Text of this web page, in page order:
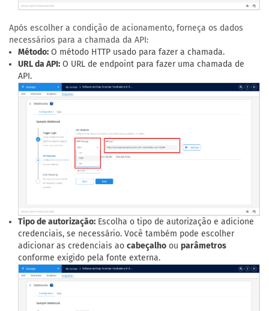
Após escolher a condição de acionamento, forneça os dados
necessários para a chamada da API:
Método: O método HTTP usado para fazer a chamada.
URL da API: O URL de endpoint para fazer uma chamada de
API.
Tipo de autorização: Escolha o tipo de autorização e adicione
credenciais, se necessário. Você também pode escolher
adicionar as credenciais ao cabeçalho ou parâmetros
conforme exigido pela fonte externa.